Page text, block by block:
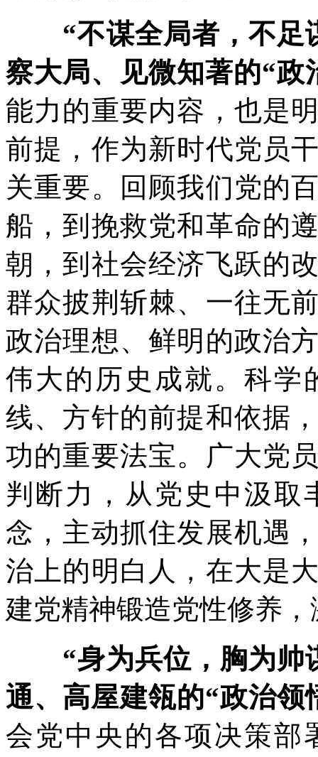
“不谋全局者，不足
察大局、见微知著的“政
能力的重要内容，也是
前提，作为新时代党员
关重要。回顾我们党的
船，到挽救党和革命的
朝，到社会经济飞跃的
群众披荆斩棘、一往无
政治理想、鲜明的政治
伟大的历史成就。科学
线、方针的前提和依据
功的重要法宝。广大党
判断力，从党史中汲取
念，主动抓住发展机遇
治上的明白人，在大是
建党精神锻造党性修养
“身为兵位，胸为帅
通、高屋建瓴的“政治领
会党中央的各项决策部